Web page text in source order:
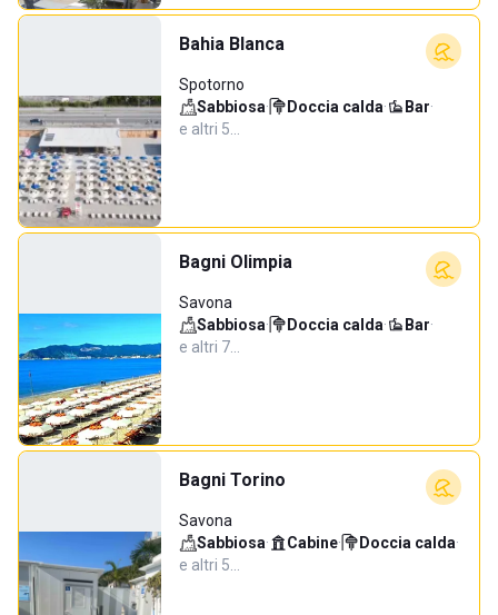
Bahia Blanca
Spotorno
Sabbiosa· Doccia calda· Bar·
e altri 5…
Bagni Olimpia
Savona
Sabbiosa· Doccia calda· Bar·
e altri 7…
Bagni Torino
Savona
Sabbiosa· Cabine· Doccia calda·
e altri 5…